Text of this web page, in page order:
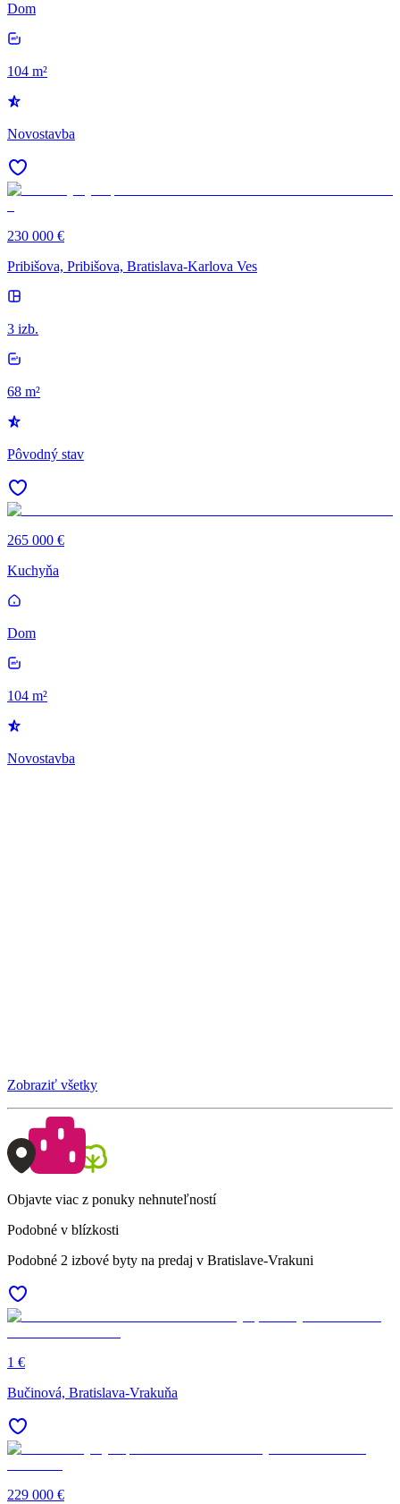
Dom
104 m²
Novostavba
230 000 €
Pribišova, Pribišova, Bratislava-Karlova Ves
3 izb.
68 m²
Pôvodný stav
265 000 €
Kuchyňa
Dom
104 m²
Novostavba
Zobraziť všetky
Objavte viac z ponuky nehnuteľností
Podobné v blízkosti
Podobné 2 izbové byty na predaj v Bratislave-Vrakuni
1 €
Bučinová, Bratislava-Vrakuňa
229 000 €